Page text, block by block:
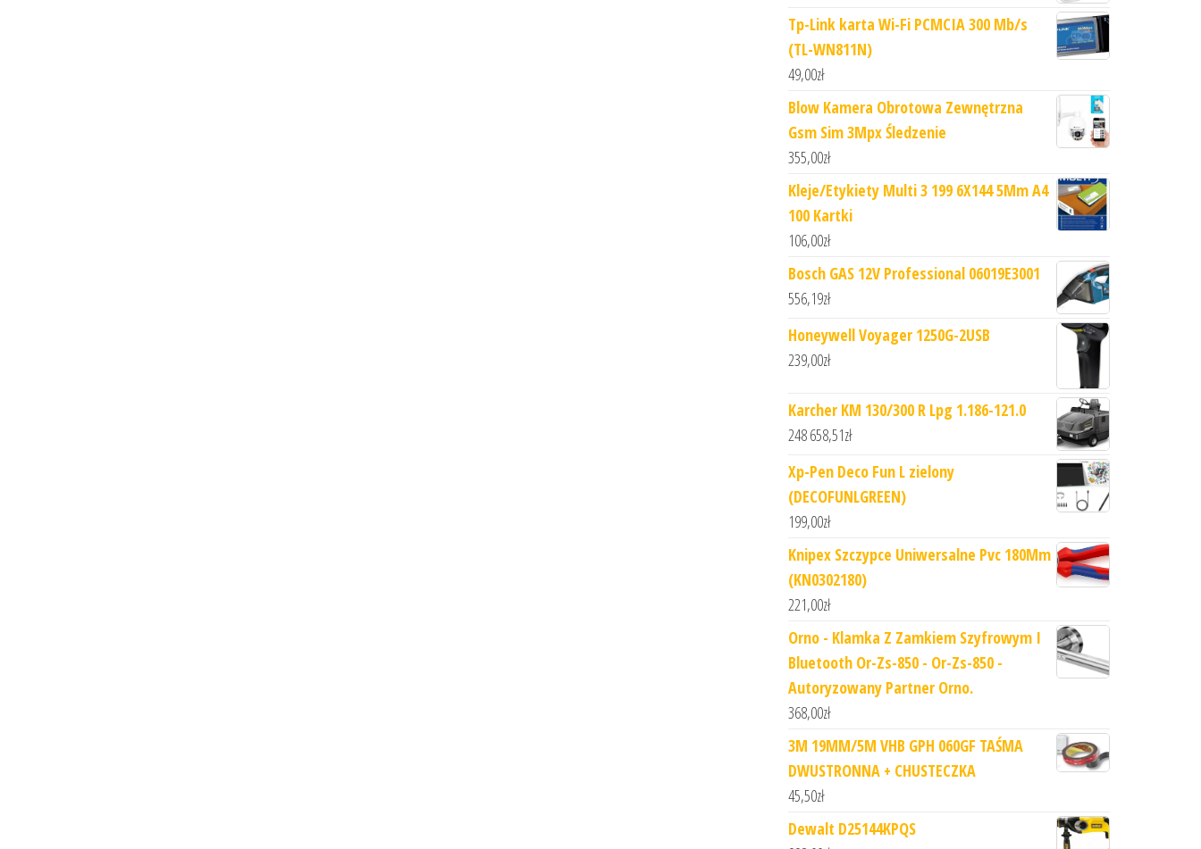
Tp-Link karta Wi-Fi PCMCIA 300 Mb/s
(TL-WN811N)
49,00zł
Blow Kamera Obrotowa Zewnętrzna
Gsm Sim 3Mpx Śledzenie
355,00zł
Kleje/Etykiety Multi 3 199 6X144 5Mm A4
100 Kartki
106,00zł
Bosch GAS 12V Professional 06019E3001
556,19zł
Honeywell Voyager 1250G-2USB
239,00zł
Karcher KM 130/300 R Lpg 1.186-121.0
248 658,51zł
Xp-Pen Deco Fun L zielony
(DECOFUNLGREEN)
199,00zł
Knipex Szczypce Uniwersalne Pvc 180Mm
(KN0302180)
221,00zł
Orno - Klamka Z Zamkiem Szyfrowym I
Bluetooth Or-Zs-850 - Or-Zs-850 -
Autoryzowany Partner Orno.
368,00zł
3M 19MM/5M VHB GPH 060GF TAŚMA
DWUSTRONNA + CHUSTECZKA
45,50zł
Dewalt D25144KPQS